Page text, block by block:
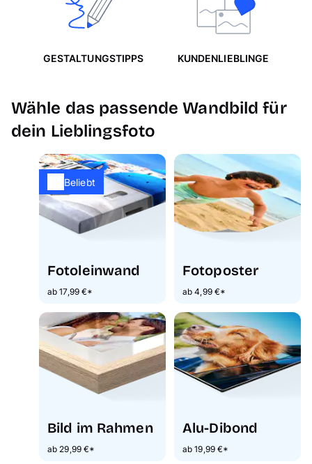
GESTALTUNGSTIPPS KUNDENLIEBLINGE
Wähle das passende Wandbild für
dein Lieblingsfoto
Beliebt
Fotoleinwand
ab 17,99 €*
Fotoposter
ab 4,99 €*
Bild im Rahmen
ab 29,99 €*
Alu-Dibond
ab 19,99 €*